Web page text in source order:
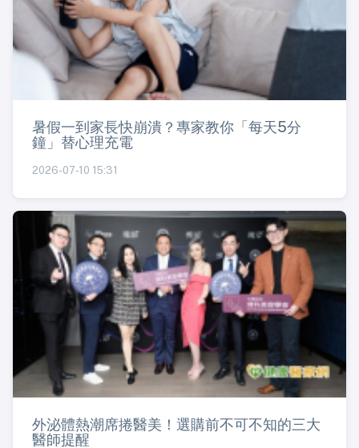
暑假一到家長快崩潰？專家教你「每天5分
鐘」替心理充電
2026-07-10 15:31
外泌體熱潮席捲醫美！選購前不可不知的三大
醫師提醒